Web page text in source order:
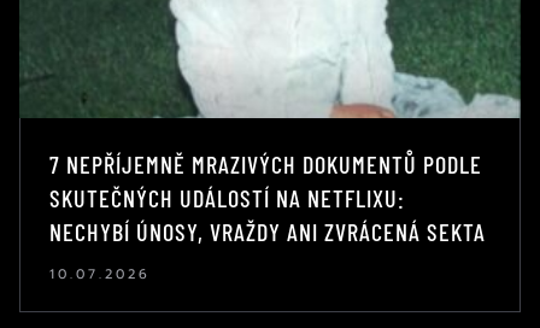
7 NEPŘÍJEMNĚ MRAZIVÝCH DOKUMENTŮ PODLE
SKUTEČNÝCH UDÁLOSTÍ NA NETFLIXU:
NECHYBÍ ÚNOSY, VRAŽDY ANI ZVRÁCENÁ SEKTA
10.07.2026